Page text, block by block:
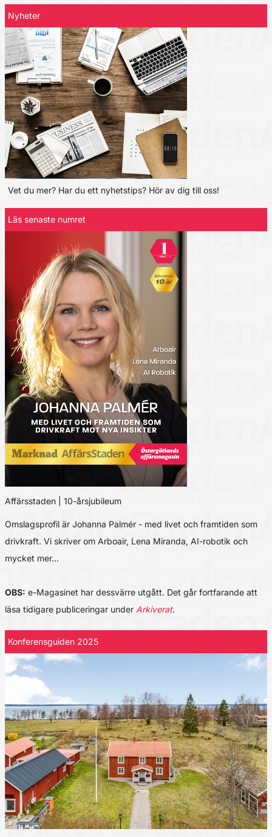
Nyheter
Vet du mer? Har du ett nyhetstips? Hör av dig till oss!
Läs senaste numret
Affärsstaden | 10-årsjubileum
Omslagsprofil är Johanna Palmér - med livet och framtiden som
drivkraft. Vi skriver om Arboair, Lena Miranda, AI-robotik och
mycket mer…
OBS: e-Magasinet har dessvärre utgått. Det går fortfarande att
läsa tidigare publiceringar under Arkiverat.
Konferensguiden 2025